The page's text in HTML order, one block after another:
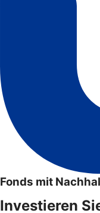
Fonds mit
Investieren